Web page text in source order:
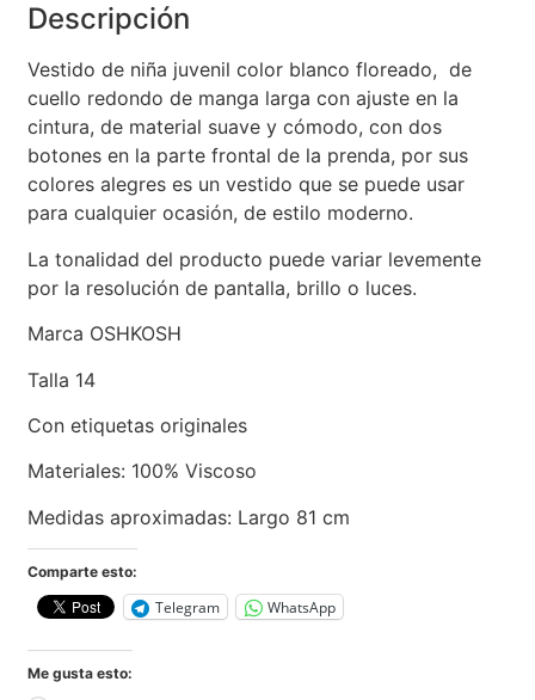
Descripción
Vestido de niña juvenil color blanco floreado, de
cuello redondo de manga larga con ajuste en la
cintura, de material suave y cómodo, con dos
botones en la parte frontal de la prenda, por sus
colores alegres es un vestido que se puede usar
para cualquier ocasión, de estilo moderno.
La tonalidad del producto puede variar levemente
por la resolución de pantalla, brillo o luces.
Marca OSHKOSH
Talla 14
Con etiquetas originales
Materiales: 100% Viscoso
Medidas aproximadas: Largo 81 cm
Comparte esto:
Telegram WhatsApp
Me gusta esto: